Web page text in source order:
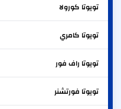
تويوتا كورولا
تويوتا كامري
تويوتا راف فور
تويوتا فورتشنر